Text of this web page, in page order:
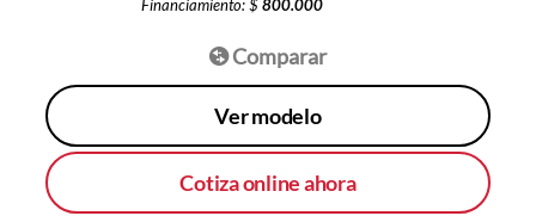
Financiamiento: $ 800.000
Comparar
Ver modelo
Cotiza online ahora